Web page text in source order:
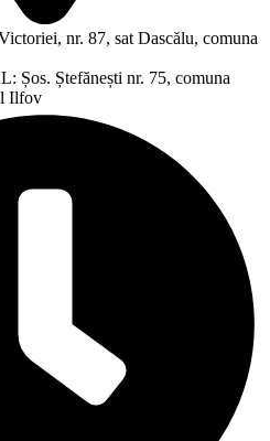
nr. 87, sat Dascălu, comuna
Ștefănești nr. 75, comuna
Ilfov